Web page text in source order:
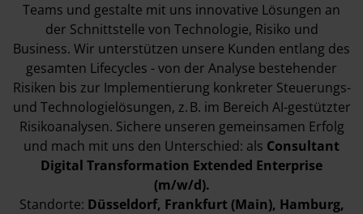
Teams und gestalte mit uns innovative Lösungen an
der Schnittstelle von Technologie, Risiko und
Business. Wir unterstützen unsere Kunden entlang des
gesamten Lifecycles - von der Analyse bestehender
Risiken bis zur Implementierung konkreter Steuerungs-
und Technologielösungen, z. B. im Bereich AI-gestützter
Risikoanalysen. Sichere unseren gemeinsamen Erfolg
und mach mit uns den Unterschied: als Consultant
Digital Transformation Extended Enterprise
(m/w/d).
Standorte: Düsseldorf, Frankfurt (Main), Hamburg,